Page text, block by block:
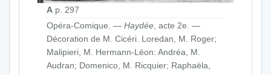
A p. 297
Opéra-Comique. — Haydée , acte 2e. —
Décoration de M. Cicéri. Loredan, M. Roger;
Malipieri, M. Hermann-Léon: Andréa, M.
Audran; Domenico, M. Ricquier; Raphaëla,